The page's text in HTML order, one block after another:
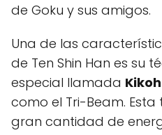
de Goku y sus amigos.
Una de las
de Ten Shin Han es su
especial llamada
como el Tri-Beam.
gran cantidad de